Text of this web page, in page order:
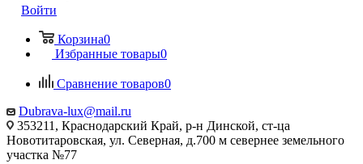
Войти
Корзина0
Избранные товары0
Сравнение товаров0
Dubrava-lux@mail.ru
353211, Краснодарский Край, р-н Динской, ст-ца
Новотитаровская, ул. Северная, д.700 м севернее земельного
участка №77